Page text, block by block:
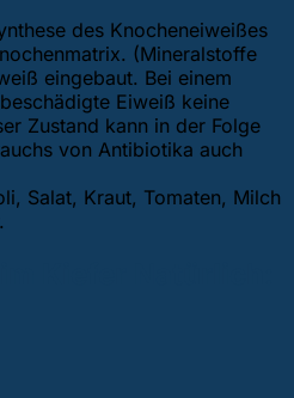
des Knocheneiweißes
(Mineralstoffe
eingebaut. Bei einem
Eiweiß keine
Zustand kann in der Folge
von Antibiotika auch
Salat, Kraut, Tomaten, Milch